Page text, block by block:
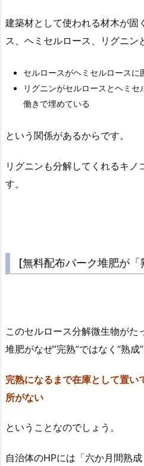
建築材として使われる材木が固
ス、ヘミセルロース、リグニン
セルロースがヘミセルロースに
リグニンがセルロースとヘミ
働きで埋めている
という関係があるからです。
リグニンも分解してくれるキ
す。
[無料配布バーク堆肥が
このセルロース分解微生物がた
堆肥がなぜ”完熟”ではなく”熟
完熟になるまで在庫として置い
所がない
ということなのでしょう。
自治体のHPには「六か月間熟成